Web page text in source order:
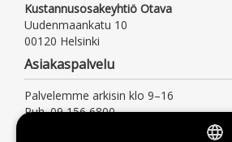
Kustannusosakeyhtiö Otava
Uudenmaankatu 10
00120 Helsinki
Asiakaspalvelu
Palvelemme arkisin klo 9–16
Puh. 09 156 6800